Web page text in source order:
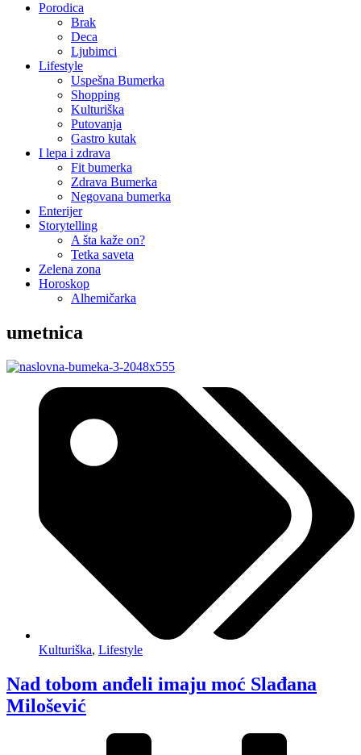
Porodica
Brak
Deca
Ljubimci
Lifestyle
Uspešna Bumerka
Shopping
Kulturiška
Putovanja
Gastro kutak
I lepa i zdrava
Fit bumerka
Zdrava Bumerka
Negovana bumerka
Enterijer
Storytelling
A šta kaže on?
Tetka saveta
Zelena zona
Horoskop
Alhemičarka
umetnica
Kulturiška, Lifestyle
Nad tobom anđeli imaju moć Slađana
Milošević